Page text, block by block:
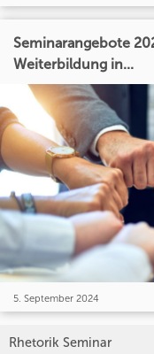
Seminarangebote
Weiterbildung in...
5. September 2024
Rhetorik Seminar